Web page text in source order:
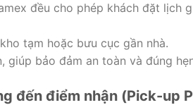
đều cho phép khách đặt lịch
tạm hoặc bưu cục gần nhà.
giúp bảo đảm an toàn và đúng
đến điểm nhận (Pick-up